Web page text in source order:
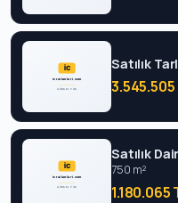
Satılık
3.545.505
Satılık
750 m²
1.180.065